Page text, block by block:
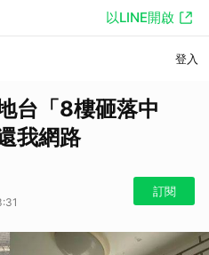
以LINE開啟
登入
台「8樓砸落中
我網路
訂閱